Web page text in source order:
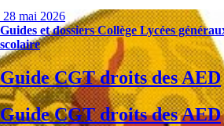
28 mai 2026
Guides et dossiersCollègeLycées
scolaire
Guide CGT droits des AED
Guide CGT droits des AED